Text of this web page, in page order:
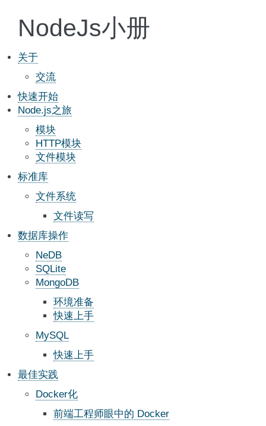
NodeJs小册
关于
交流
快速开始
Node.js之旅
模块
HTTP模块
文件模块
标准库
文件系统
文件读写
数据库操作
NeDB
SQLite
MongoDB
环境准备
快速上手
MySQL
快速上手
最佳实践
Docker化
前端工程师眼中的 Docker